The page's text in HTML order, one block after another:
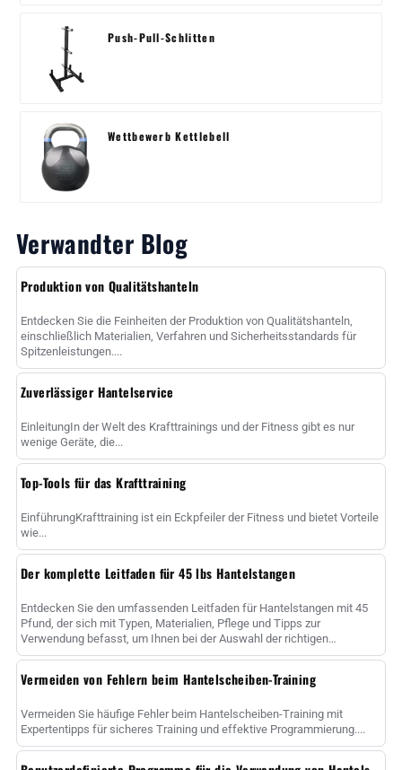
Push-Pull-Schlitten
Wettbewerb Kettlebell
Verwandter Blog
Produktion von Qualitätshanteln
Entdecken Sie die Feinheiten der Produktion von Qualitätshanteln,
einschließlich Materialien, Verfahren und Sicherheitsstandards für
Spitzenleistungen....
Zuverlässiger Hantelservice
EinleitungIn der Welt des Krafttrainings und der Fitness gibt es nur
wenige Geräte, die...
Top-Tools für das Krafttraining
EinführungKrafttraining ist ein Eckpfeiler der Fitness und bietet Vorteile
wie...
Der komplette Leitfaden für 45 lbs Hantelstangen
Entdecken Sie den umfassenden Leitfaden für Hantelstangen mit 45
Pfund, der sich mit Typen, Materialien, Pflege und Tipps zur
Verwendung befasst, um Ihnen bei der Auswahl der richtigen
Hantelstange zur Maximierung......
Vermeiden von Fehlern beim Hantelscheiben-Training
Vermeiden Sie häufige Fehler beim Hantelscheiben-Training mit
Expertentipps für sicheres Training und effektive Programmierung....